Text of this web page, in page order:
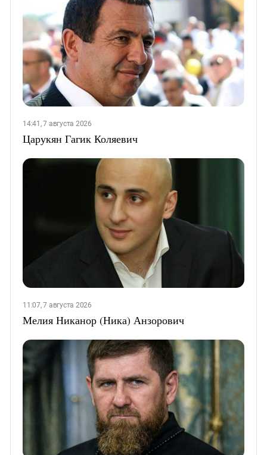
14:41, 7 августа 2026
Царукян Гагик Коляевич
11:07, 7 августа 2026
Мелия Никанор (Ника) Анзорович